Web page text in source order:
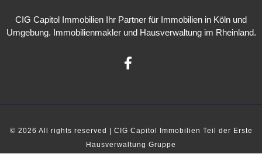
CIG Capitol Immobilien Ihr Partner für Immobilien in Köln und
Umgebung. Immobilienmaklerund Hausverwaltungim Rheinland.
© 2026 All rights reserved | CIG Capitol Immobilien Teil der Erste
Hausverwaltung Gruppe